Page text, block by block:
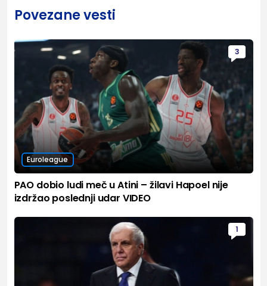
Povezane vesti
3
Euroleague
PAO dobio ludi meč u Atini – žilavi Hapoel nije
izdržao poslednji udar VIDEO
1